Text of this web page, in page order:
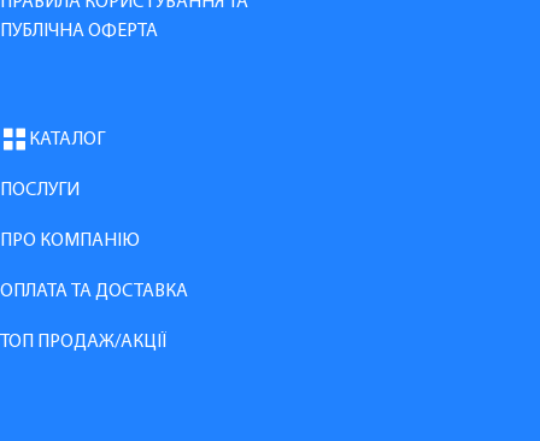
ПУБЛІЧНА ОФЕРТА
КАТАЛОГ
ПОСЛУГИ
ПРО КОМПАНІЮ
ОПЛАТА ТА ДОСТАВКА
ТОП ПРОДАЖ/АКЦІЇ